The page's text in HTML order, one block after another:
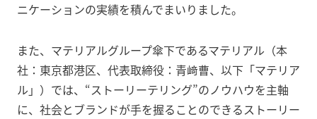
ニケーションの実績を積んでまいりました。
また、マテリアルグループ傘下であるマテリアル（本
社：東京都港区、代表取締役：青﨑曹、以下「マテリア
ル」）では、“ストーリーテリング”のノウハウを主軸
に、社会とブランドが手を握ることのできるストーリー